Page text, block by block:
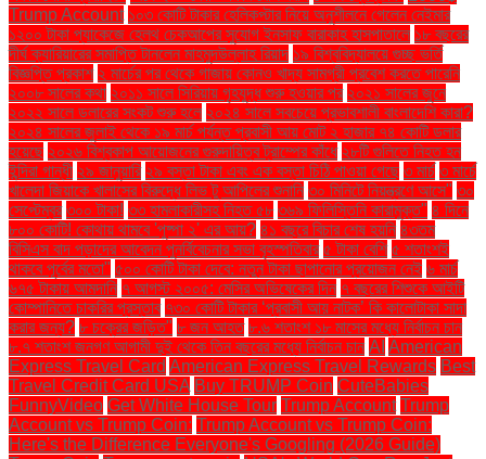
Trump Account ১০৩ কোটি টাকার হেলিকপ্টার নিয়ে অনুশীলনে গেলেন নেইমার
১২০০ টাকা প্যাকেজে হেলথ চেকআপের সুযোগ ইনসাফ বারাকাহ হাসপাতালে ১৮ বছরের
দীর্ঘ ক্যারিয়ারের সমাপ্তি টানলেন মাহমুদউল্লাহ রিয়াদ ১৯ বিশ্ববিদ্যালয়ে গুচ্ছ ভর্তি
বিজ্ঞপ্তি প্রকাশ ২ মার্চের পর থেকে গাজায় কোনও খাদ্য সামগ্রী প্রবেশ করতে পারেনি
২০০৮ সালের কথা ২০১১ সালে সিরিয়ায় গৃহযুদ্ধ শুরু হওয়ার পর ২০২১ সালের জুনে
২০২২ সালে ডলারের সংকট শুরু হলে ২০২৪ সালে সবচেয়ে প্রভাবশালী বাংলাদেশি কারা?
২০২৪ সালের জুলাই থেকে ১৯ মার্চ পর্যন্ত প্রবাসী আয় মোট ২ হাজার ৭৪ কোটি ডলার
হয়েছে ২০২৬ বিশ্বকাপ আয়োজনের গুরুদায়িত্ব ট্রাম্পের কাঁধে ২৮টি গুলিতে নিহত হন
ইন্দিরা গান্ধী ২৯ জানুয়ারি ২৯ বস্তা টাকা এবং এক বস্তা চিঠি পাওয়া গেছে ৩ মার্চ ৩ মার্চে
খালেদা জিয়াকে খালাসের বিরুদ্ধে লিভ টু আপিলের শুনানি ৩০ মিনিটে নিয়ন্ত্রণে আসে" ৩০
সেপ্টেম্বর ৩০০ টাকা! ৩৩ হামলাকারীসহ নিহত ৫৮ ৩৬৯ ফিলিস্তিনি কারামুক্ত" ৪ দিনে
৮০০ কোটি! কোথায় থামবে 'পুষ্পা ২' এর আয়? ৪১ বছরে বিচার শেষ হয়নি ৪৩তম
বিসিএস বাদ পড়াদের আবেদন পুনর্বিবেচনার সভা বৃহস্পতিবার ৫ টাকা বেশি ৫ শতাংশই
থাকবে পূর্বের মতো" ৫০০ কোটি টাকা দেবে: নতুন টাকা ছাপানোর প্রয়োজন নেই ৬ মার্চ
৬৭৫ টাকায় আমদানি ৭ আগস্ট ২০০৫: মেসির অভিষেকের দিন ৭ বছরের শিশুকে আইটি
কোম্পানিতে চাকরির প্রস্তাব ৭৩০ কোটি টাকার ‘প্রবাসী আয় নাটক’ কি কালোটাকা সাদা
করার জন্য? ৮ চক্রের জড়িত" ৮ জন আহত ৮.৬ শতাংশ ১৮ মাসের মধ্যে নির্বাচন চান
৮.৭ শতাংশ জনগণ আগামী দুই থেকে তিন বছরের মধ্যে নির্বাচন চান AI American
Express Travel Card American Express Travel Rewards Best
Travel Credit Card USA Buy TRUMP Coin CuteBabies
FunnyVideo Get White House Tour Trump Account Trump
Account vs Trump Coin: Trump Account vs Trump Coin:
Here's the Difference Everyone's Googling (2026 Guide)